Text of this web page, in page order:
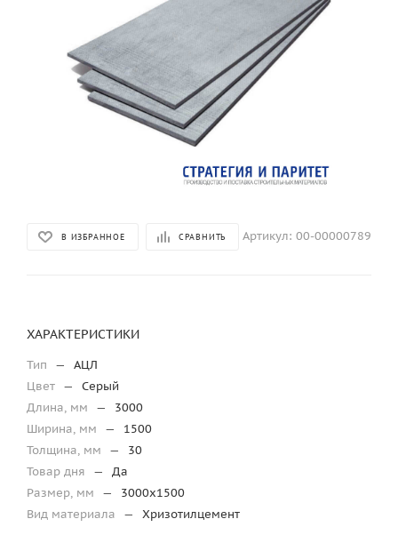
В ИЗБРАННОЕ СРАВНИТЬ Артикул: 00-00000789
ХАРАКТЕРИСТИКИ
Тип —
АЦЛ
Цвет —
Серый
Длина, мм
—
3000
Ширина, мм
—
1500
Толщина, мм
—
30
Товар дня
—
Да
Размер, мм
—
3000х1500
Вид материала
— Хризотилцемент